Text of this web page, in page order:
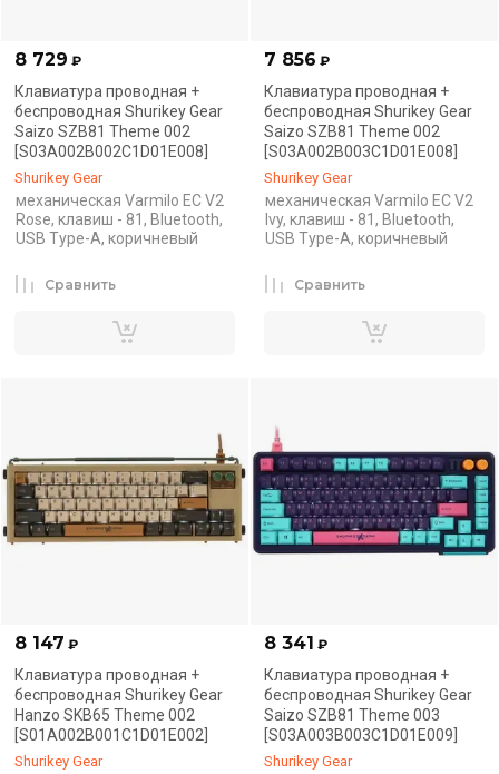
8 729 ₽
Клавиатура проводная +
беспроводная Shurikey Gear
Saizo SZB81 Theme 002
[S03A002B002C1D01E008]
Shurikey Gear
механическая Varmilo EC V2
Rose, клавиш - 81, Bluetooth,
USB Type-A, коричневый
Сравнить
7 856 ₽
Клавиатура проводная +
беспроводная Shurikey Gear
Saizo SZB81 Theme 002
[S03A002B003C1D01E008]
Shurikey Gear
механическая Varmilo EC V2
Ivy, клавиш - 81, Bluetooth,
USB Type-A, коричневый
Сравнить
8 147 ₽
Клавиатура проводная +
беспроводная Shurikey Gear
Hanzo SKB65 Theme 002
[S01A002B001C1D01E002]
Shurikey Gear
8 341 ₽
Клавиатура проводная +
беспроводная Shurikey Gear
Saizo SZB81 Theme 003
[S03A003B003C1D01E009]
Shurikey Gear